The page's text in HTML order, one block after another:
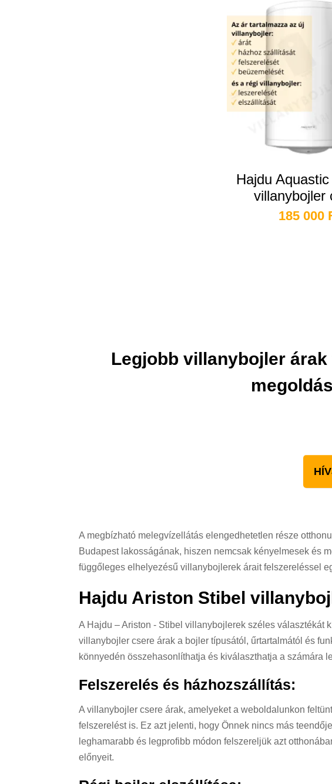
Hajdu
villanybojler
185 000
Legjobb villanybojler
A megbízható melegvízellátás elengedhetetlen része
Budapest lakosságának, hiszen nemcsak kényelmesek és
függőleges elhelyezésű villanybojlerek árait felszereléssel
Hajdu Ariston Stibel
A Hajdu – Ariston - Stibel villanybojlerek széles
villanybojler csere árak a bojler típusától, űrtartalmától és
könnyedén összehasonlíthatja és kiválaszthatja a számára
Felszerelés és házhozszállítás:
A villanybojler csere árak, amelyeket a weboldalunkon
felszerelést is. Ez azt jelenti, hogy Önnek nincs más
leghamarabb és legprofibb módon felszereljük azt
előnyeit.